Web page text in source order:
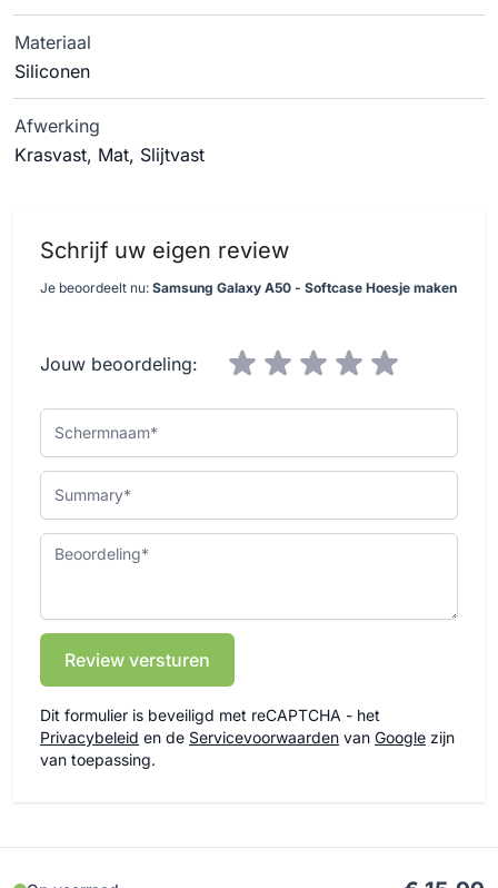
Materiaal
Siliconen
Afwerking
Krasvast, Mat, Slijtvast
Schrijf uw eigen review
Je beoordeelt nu: Samsung Galaxy A50 - Softcase Hoesje maken
Jouw beoordeling:
Schermnaam
Summary
Beoordeling
Review versturen
Dit formulier is beveiligd met reCAPTCHA - het
Privacybeleid en de Servicevoorwaarden van Google zijn
van toepassing.